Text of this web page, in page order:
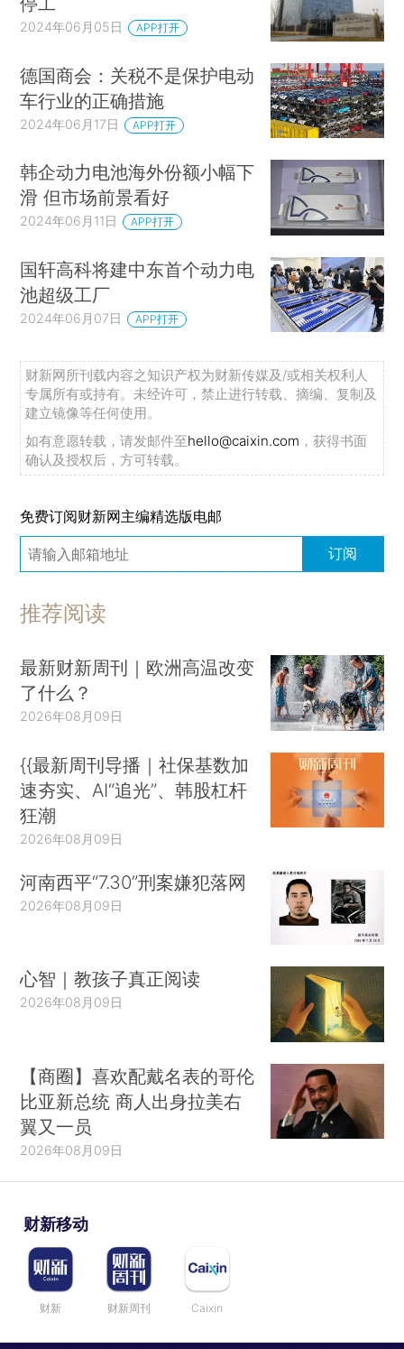
2024年06月05日 APP打开
德国商会：关税不是保护电动
车行业的正确措施
2024年06月17日 APP打开
韩企动力电池海外份额小幅下
滑 但市场前景看好
2024年06月11日 APP打开
国轩高科将建中东首个动力电
池超级工厂
2024年06月07日 APP打开
财新网所刊载内容之知识产权为财新传媒及/或相关权利人
专属所有或持有。未经许可，禁止进行转载、摘编、复制及
建立镜像等任何使用。
如有意愿转载，请发邮件至hello@caixin.com ，获得书面
确认及授权后，方可转载。
免费订阅财新网主编精选版电邮
订阅
推荐阅读
最新财新周刊｜欧洲高温改变
了什么？
2026年08月09日
{{最新周刊导播｜社保基数加
速夯实、AI“追光”、韩股杠杆
狂潮
2026年08月09日
河南西平“7.30”刑案嫌犯落网
2026年08月09日
心智｜教孩子真正阅读
2026年08月09日
【商圈】喜欢配戴名表的哥伦
比亚新总统 商人出身拉美右
翼又一员
2026年08月09日
财新移动
财新 财新周刊 Caixin